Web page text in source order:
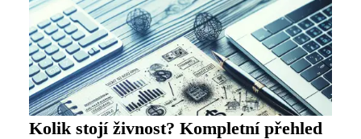
Kolik stojí živnost? Kompletní přehled